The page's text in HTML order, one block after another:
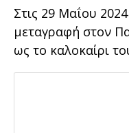
Στις 29 Μαΐου
μεταγραφή στον
ως το καλοκαίρι